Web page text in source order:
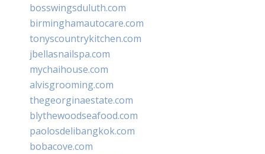
bosswingsduluth.com
birminghamautocare.com
tonyscountrykitchen.com
jbellasnailspa.com
mychaihouse.com
alvisgrooming.com
thegeorginaestate.com
blythewoodseafood.com
paolosdelibangkok.com
bobacove.com